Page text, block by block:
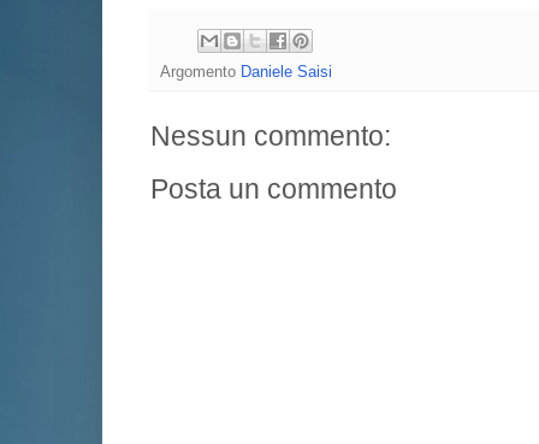
Argomento Daniele Saisi
Nessun commento:
Posta un commento